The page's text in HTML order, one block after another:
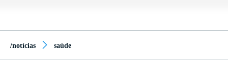
/notícias saúde